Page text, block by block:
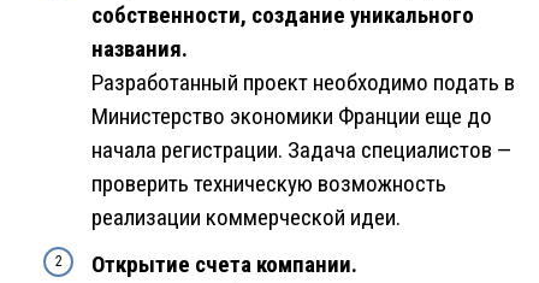
собственности, создание уникального
названия.
Разработанный проект необходимо подать в
Министерство экономики Франции еще до
начала регистрации. Задача специалистов —
проверить техническую возможность
реализации коммерческой идеи.
Открытие счета компании.